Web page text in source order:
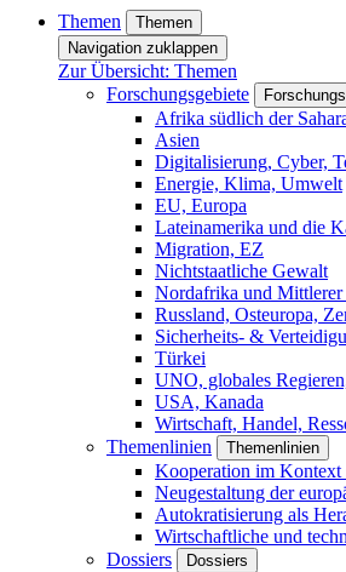
Themen
Themen
Navigation zuklappen
Zur Übersicht: Themen
Forschungsgebiete
Afrika südlich der
Asien
Digitalisierung, Cyber,
Energie, Klima, Umwelt
EU, Europa
Lateinamerika und die
Migration, EZ
Nichtstaatliche Gewalt
Nordafrika und Mittlerer
Russland, Osteuropa,
Sicherheits- &
Türkei
UNO, globales
USA, Kanada
Wirtschaft, Handel,
Themenlinien
Themenlinien
Kooperation im Kontext
Neugestaltung der
Autokratisierung als
Wirtschaftliche und
Dossiers
Dossiers